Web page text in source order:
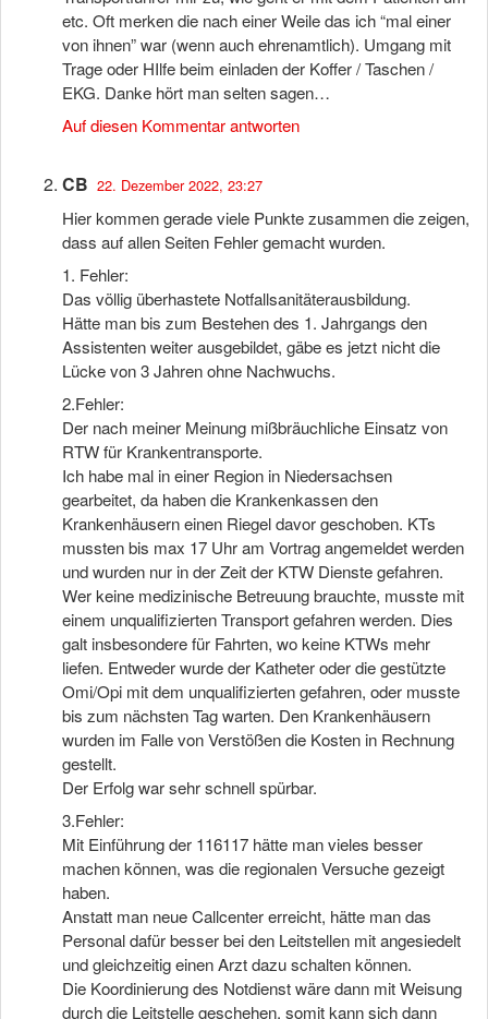
etc. Oft merken die nach einer Weile das ich “mal einer
von ihnen” war (wenn auch ehrenamtlich). Umgang mit
Trage oder HIlfe beim einladen der Koffer / Taschen /
EKG. Danke hört man selten sagen…
Auf diesen Kommentar antworten
CB 22. Dezember 2022, 23:27
Hier kommen gerade viele Punkte zusammen die zeigen,
dass auf allen Seiten Fehler gemacht wurden.
1. Fehler:
Das völlig überhastete Notfallsanitäterausbildung.
Hätte man bis zum Bestehen des 1. Jahrgangs den
Assistenten weiter ausgebildet, gäbe es jetzt nicht die
Lücke von 3 Jahren ohne Nachwuchs.
2.Fehler:
Der nach meiner Meinung mißbräuchliche Einsatz von
RTW für Krankentransporte.
Ich habe mal in einer Region in Niedersachsen
gearbeitet, da haben die Krankenkassen den
Krankenhäusern einen Riegel davor geschoben. KTs
mussten bis max 17 Uhr am Vortrag angemeldet werden
und wurden nur in der Zeit der KTW Dienste gefahren.
Wer keine medizinische Betreuung brauchte, musste mit
einem unqualifizierten Transport gefahren werden. Dies
galt insbesondere für Fahrten, wo keine KTWs mehr
liefen. Entweder wurde der Katheter oder die gestützte
Omi/Opi mit dem unqualifizierten gefahren, oder musste
bis zum nächsten Tag warten. Den Krankenhäusern
wurden im Falle von Verstößen die Kosten in Rechnung
gestellt.
Der Erfolg war sehr schnell spürbar.
3.Fehler:
Mit Einführung der 116117 hätte man vieles besser
machen können, was die regionalen Versuche gezeigt
haben.
Anstatt man neue Callcenter erreicht, hätte man das
Personal dafür besser bei den Leitstellen mit angesiedelt
und gleichzeitig einen Arzt dazu schalten können.
Die Koordinierung des Notdienst wäre dann mit Weisung
durch die Leitstelle geschehen, somit kann sich dann